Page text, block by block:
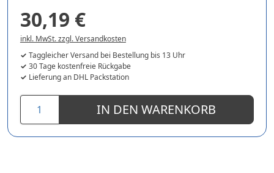
30,19 €
inkl. MwSt. zzgl. Versandkosten
Taggleicher Versand bei Bestellung bis 13 Uhr
30 Tage kostenfreie Rückgabe
Lieferung an DHL Packstation
IN DEN WARENKORB